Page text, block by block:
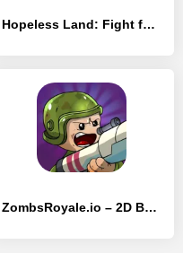
Hopeless Land: Fight for Survival
ZombsRoyale.io – 2D Battle Roy